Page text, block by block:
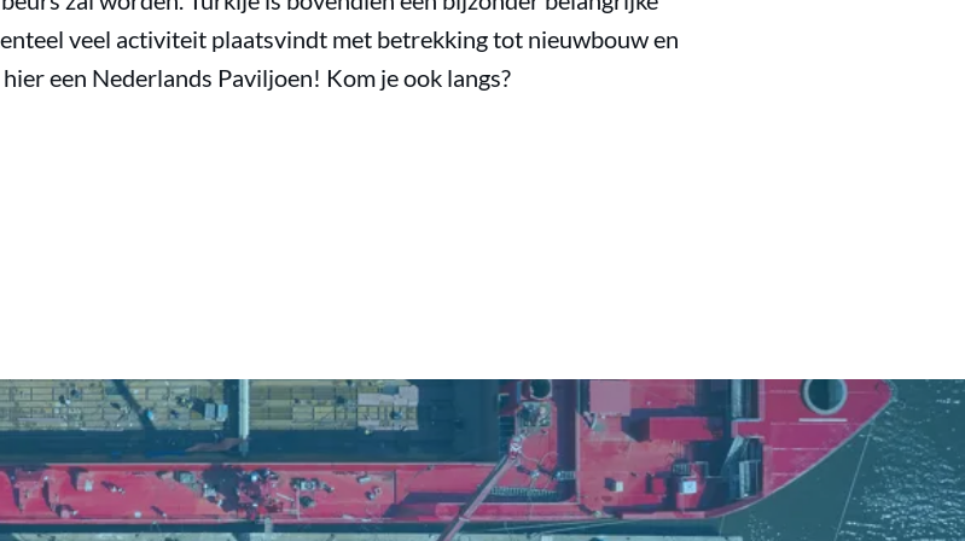
veel activiteit plaatsvindt met betrekking tot nieuwbouw en
een Nederlands Paviljoen! Kom je ook langs?